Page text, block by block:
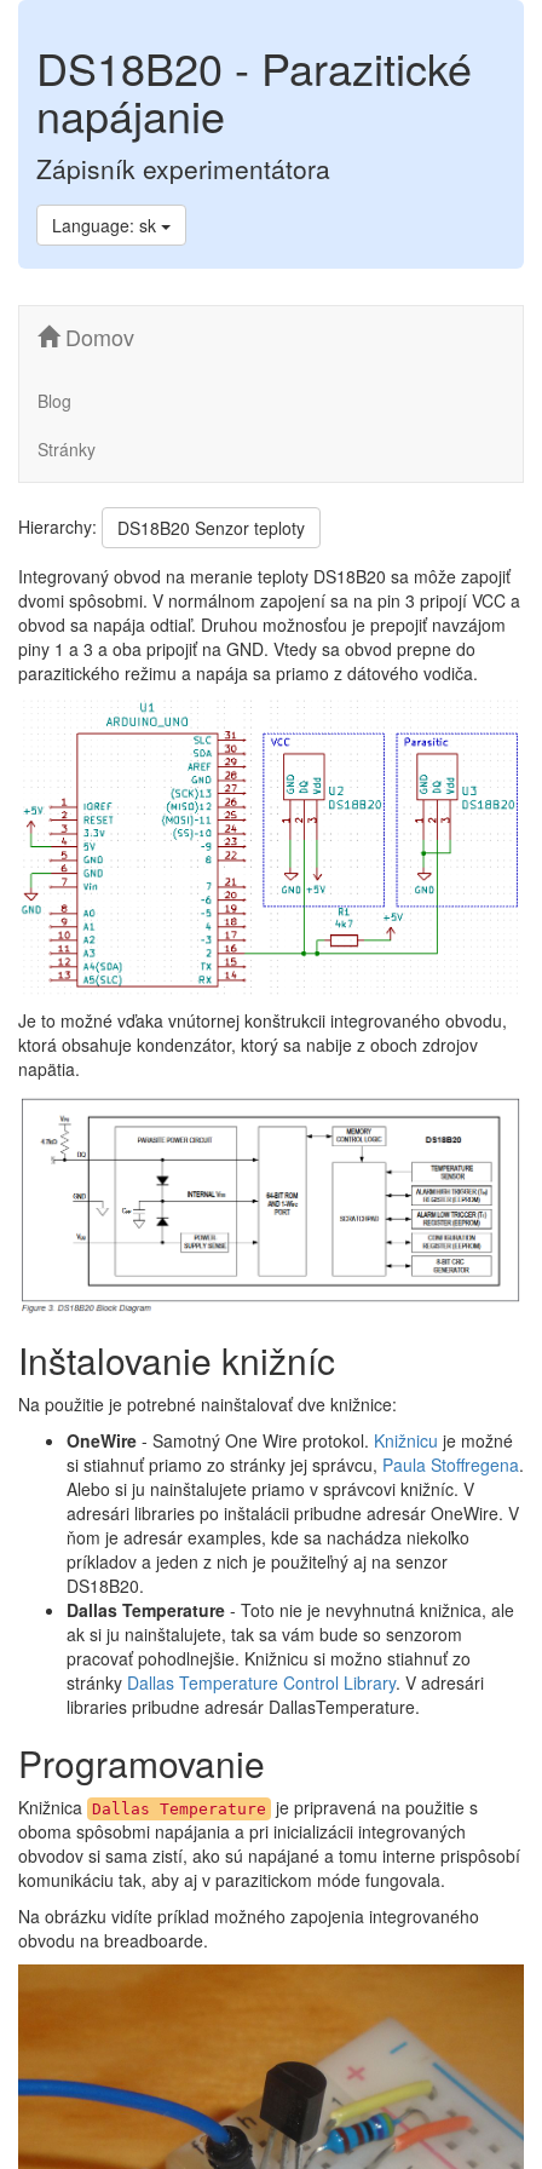
DS18B20 - Parazitické
napájanie
Zápisník experimentátora
Language: sk
Domov
Blog
Stránky
Hierarchy:
DS18B20 Senzor teploty
Integrovaný obvod na meranie teploty DS18B20 sa môže zapojiť
dvomi spôsobmi. V normálnom zapojení sa na pin 3 pripojí VCC a
obvod sa napája odtiaľ. Druhou možnosťou je prepojiť navzájom
piny 1 a 3 a oba pripojiť na GND. Vtedy sa obvod prepne do
parazitického režimu a napája sa priamo z dátového vodiča.
Je to možné vďaka vnútornej konštrukcii integrovaného obvodu,
ktorá obsahuje kondenzátor, ktorý sa nabije z oboch zdrojov
napätia.
Inštalovanie knižníc
Na použitie je potrebné nainštalovať dve knižnice:
OneWire - Samotný One Wire protokol. Knižnicu je možné
si stiahnuť priamo zo stránky jej správcu, Paula Stoffregena.
Alebo si ju nainštalujete priamo v správcovi knižníc. V
adresári libraries po inštalácii pribudne adresár OneWire. V
ňom je adresár examples, kde sa nachádza niekoľko
príkladov a jeden z nich je použiteľný aj na senzor
DS18B20.
Dallas Temperature - Toto nie je nevyhnutná knižnica, ale
ak si ju nainštalujete, tak sa vám bude so senzorom
pracovať pohodlnejšie. Knižnicu si možno stiahnuť zo
stránky Dallas Temperature Control Library. V adresári
libraries pribudne adresár DallasTemperature.
Programovanie
Knižnica Dallas Temperature je pripravená na použitie s
oboma spôsobmi napájania a pri inicializácii integrovaných
obvodov si sama zistí, ako sú napájané a tomu interne prispôsobí
komunikáciu tak, aby aj v parazitickom móde fungovala.
Na obrázku vidíte príklad možného zapojenia integrovaného
obvodu na breadboarde.